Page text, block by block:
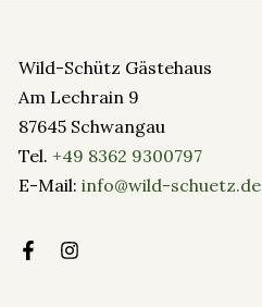
Wild-Schütz Gästehaus
Am Lechrain 9
87645 Schwangau
Tel. +49 8362 9300797
E-Mail:info@wild-schuetz.de